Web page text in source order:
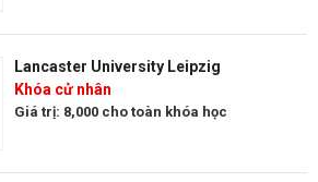
Lancaster University Leipzig
Khóa cử nhân
Giá trị: 8,000 cho toàn khóa học